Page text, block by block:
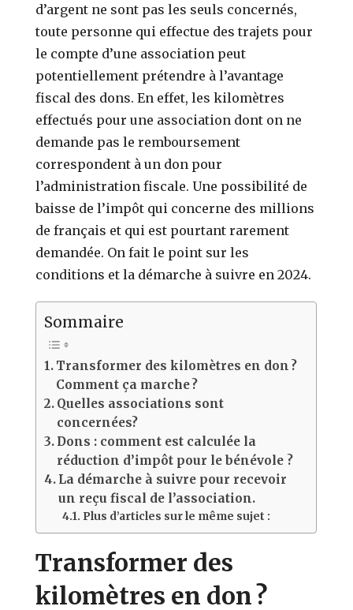
d’argent ne sont pas les seuls concernés,
toute personne qui effectue des trajets pour
le compte d’une association peut
potentiellement prétendre à l’avantage
fiscal des dons. En effet, les kilomètres
effectués pour une association dont on ne
demande pas le remboursement
correspondent à un don pour
l’administration fiscale. Une possibilité de
baisse de l’impôt qui concerne des millions
de français et qui est pourtant rarement
demandée. On fait le point sur les
conditions et la démarche à suivre en 2024.
Sommaire
Transformer des kilomètres en don ?
Comment ça marche ?
Quelles associations sont
concernées?
Dons : comment est calculée la
réduction d’impôt pour le bénévole ?
La démarche à suivre pour recevoir
un reçu fiscal de l’association.
Plus d’articles sur le même sujet :
Transformer des
kilomètres en don ?